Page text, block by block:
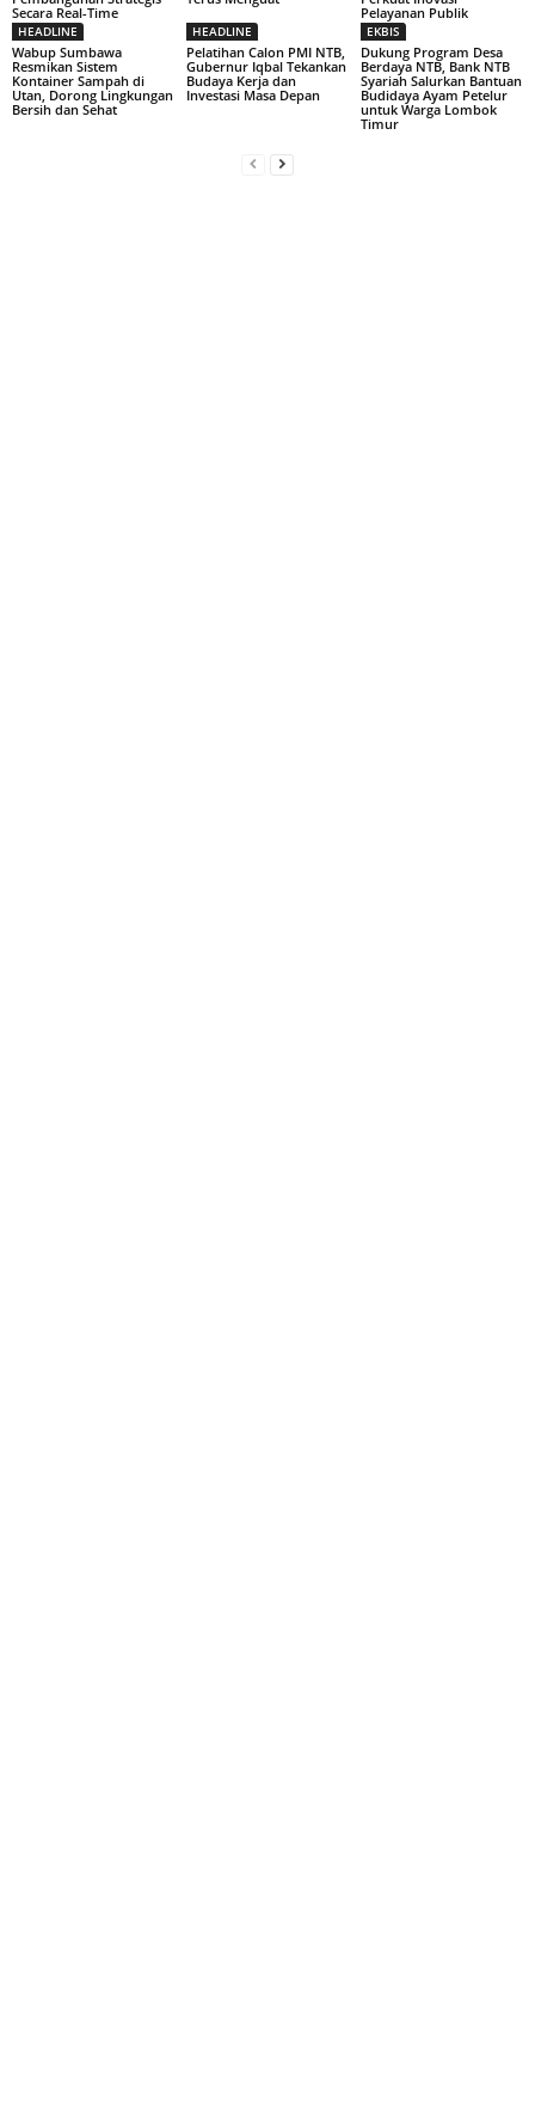
Secara Real-Time
Pelayanan Publik
HEADLINE
Wabup Sumbawa
Resmikan Sistem
Kontainer Sampah di
Utan, Dorong Lingkungan
Bersih dan Sehat
HEADLINE
Pelatihan Calon PMI NTB,
Gubernur Iqbal Tekankan
Budaya Kerja dan
Investasi Masa Depan
EKBIS
Dukung Program Desa
Berdaya NTB, Bank NTB
Syariah Salurkan Bantuan
Budidaya Ayam Petelur
untuk Warga Lombok
Timur